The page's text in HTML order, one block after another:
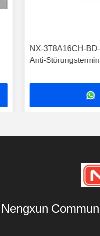
NX-3T8A16CH-
Anti-
Nengxun